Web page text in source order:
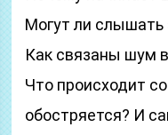
Могут ли слышать
Как связаны шум
Что происходит
обостряется? И